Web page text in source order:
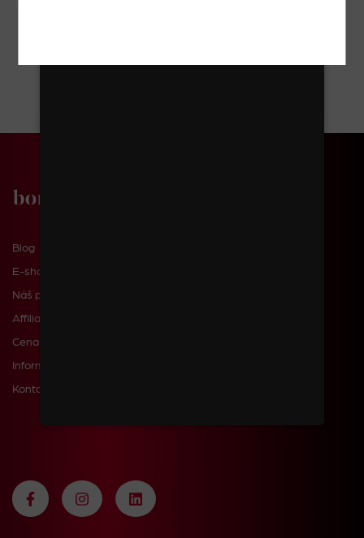
Blog
E-shop
Náš příběh
Affiliate
Cena dopravy a poštovného
Informace pro zákazníky
Kontakty